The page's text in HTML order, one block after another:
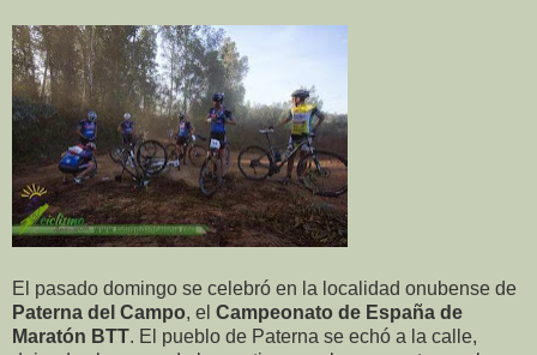
El pasado domingo se celebró en la localidad onubense de
Paterna del Campo, el Campeonato de España de
Maratón BTT. El pueblo de Paterna se echó a la calle,